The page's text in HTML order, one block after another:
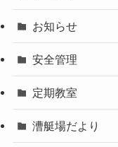
お知らせ
安全管理
定期教室
漕艇場だより